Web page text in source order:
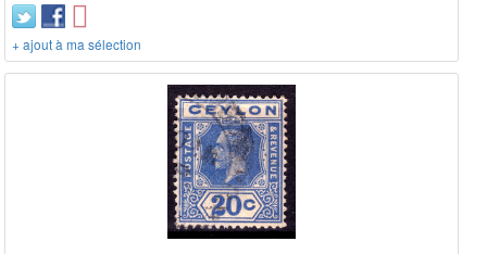
+ ajout à ma sélection